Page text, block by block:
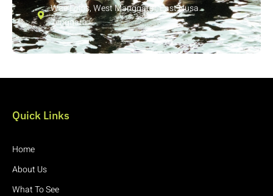
Wae Lolos, West Manggarai, East Nusa
Tenggara
Quick Links
Home
About Us
What To See